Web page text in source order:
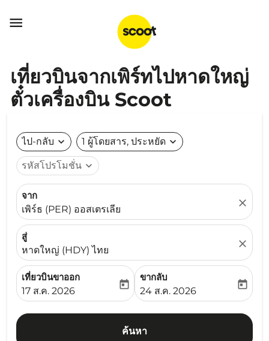

เที่ยวบินจากเพิร์ทไปหาดใหญ่
ตั๋วเครื่องบิน Scoot
ไป-กลับ expand_more 1 ผู้โดยสาร, ประหยัด expand_more
รหัสโปรโมชั่น expand_more
จาก
เพิร์ธ (PER) ออสเตรเลีย
close
สู่
หาดใหญ่ (HDY) ไทย
close
เที่ยวบินขาออก
fc-booking-departure-date-aria-label
17 ส.ค. 2026
today
ขากลับ
fc-booking-return-date-
24 ส.ค. 2026
today
ค้นหา